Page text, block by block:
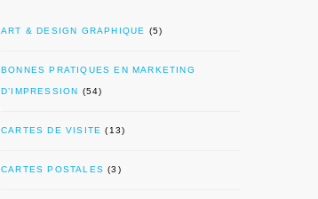
ART & DESIGN GRAPHIQUE (5)
BONNES PRATIQUES EN MARKETING
D’IMPRESSION (54)
CARTES DE VISITE (13)
CARTES POSTALES (3)